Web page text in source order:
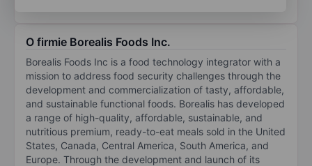
O firmie Borealis Foods Inc.
Borealis Foods Inc is a food technology integrator with a
mission to address food security challenges through the
development and commercialization of tasty, affordable,
and sustainable functional foods. Borealis has developed
a range of high-quality, affordable, sustainable, and
nutritious premium, ready-to-eat meals sold in the United
States, Canada, Central America, South America, and
Europe. Through the development and launch of its